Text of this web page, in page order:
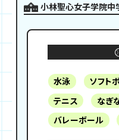
小林聖心女子学院中
水泳 ソフト
テニス
なぎ
バレーボール